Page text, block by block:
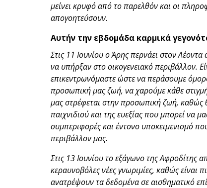
μείνει κρυφό από το παρελθόν και οι
απογοητεύσουν.
Αυτήν την εβδομάδα καρμικά
Στις 11 Ιουνίου ο Άρης περνάει στον
να υπήρξαν στο οικογενειακό περιβάλλον.
επικεντρωνόμαστε ώστε να περάσουμε
προσωπική μας ζωή, να χαρούμε κάθε
μας στρέφεται στην προσωπική ζωή, καθώς
παιχνιδιού και της ευεξίας που μπορεί να
συμπεριφορές και έντονο υποκειμενισμό
περιβάλλον μας.
Στις 13 Ιουνίου το εξάγωνο της Αφροδίτης
κεραυνοβόλες νέες γνωριμίες, καθώς
ανατρέψουν τα δεδομένα σε αισθηματικό